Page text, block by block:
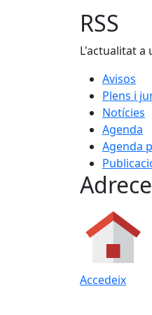
RSS
L'actualitat a
Avisos
Plens i
Notícies
Agenda
Agenda
Accedeix